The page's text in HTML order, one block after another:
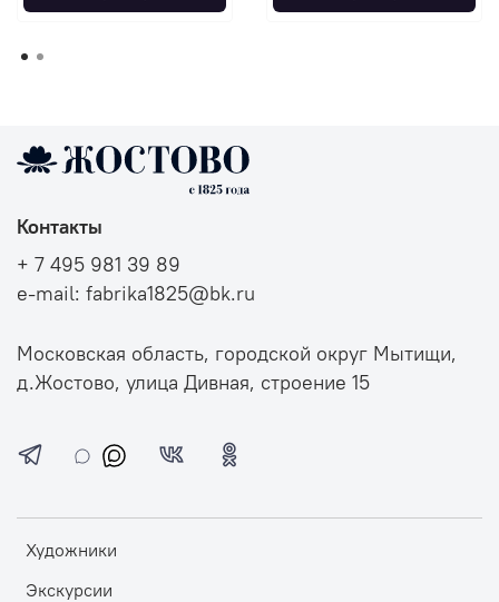
Художники
Экскурсии
Контакты
+ 7 495 981 39 89
e-mail: fabrika1825@bk.ru
Московская область, городской округ Мытищи,
д.Жостово, улица Дивная, строение 15